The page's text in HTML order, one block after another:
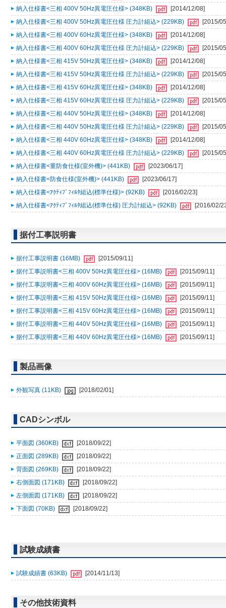
納入仕様書<三相 400V 50Hz異電圧仕様> (348KB)
[2014/12/08]
納入仕様書<三相 400V 50Hz異電圧仕様 圧力計組込> (229KB)
[2015/
納入仕様書<三相 400V 60Hz異電圧仕様> (348KB)
[2014/12/08]
納入仕様書<三相 400V 60Hz異電圧仕様 圧力計組込> (229KB)
[2015/
納入仕様書<三相 415V 50Hz異電圧仕様> (348KB)
[2014/12/08]
納入仕様書<三相 415V 50Hz異電圧仕様 圧力計組込> (229KB)
[2015/
納入仕様書<三相 415V 60Hz異電圧仕様> (348KB)
[2014/12/08]
納入仕様書<三相 415V 60Hz異電圧仕様 圧力計組込> (229KB)
[2015/
納入仕様書<三相 440V 50Hz異電圧仕様> (348KB)
[2014/12/08]
納入仕様書<三相 440V 50Hz異電圧仕様 圧力計組込> (229KB)
[2015/
納入仕様書<三相 440V 60Hz異電圧仕様> (348KB)
[2014/12/08]
納入仕様書<三相 440V 60Hz異電圧仕様 圧力計組込> (229KB)
[2015/
納入仕様書<重防食仕様(室外機)> (441KB)
[2023/06/17]
納入仕様書<防食仕様(室外機)> (441KB)
[2023/06/17]
納入仕様書<ｱｸﾃｨﾌﾞﾌｨﾙﾀ組込(標準仕様)> (92KB)
[2016/02/23]
納入仕様書<ｱｸﾃｨﾌﾞﾌｨﾙﾀ組込(標準仕様) 圧力計組込> (92KB)
[2016/02/
据付工事説明書
据付工事説明書 (16MB)
[2015/09/11]
据付工事説明書<三相 400V 50Hz異電圧仕様> (16MB)
[2015/09/11]
据付工事説明書<三相 400V 60Hz異電圧仕様> (16MB)
[2015/09/11]
据付工事説明書<三相 415V 50Hz異電圧仕様> (16MB)
[2015/09/11]
据付工事説明書<三相 415V 60Hz異電圧仕様> (16MB)
[2015/09/11]
据付工事説明書<三相 440V 50Hz異電圧仕様> (16MB)
[2015/09/11]
据付工事説明書<三相 440V 60Hz異電圧仕様> (16MB)
[2015/09/11]
製品画像
外観写真 (11KB) [2018/02/01]
CADシンボル
平面図 (360KB)
[2018/09/22]
正面図 (289KB)
[2018/09/22]
背面図 (269KB)
[2018/09/22]
右側面図 (171KB)
[2018/09/22]
左側面図 (171KB)
[2018/09/22]
下面図 (70KB)
[2018/09/22]
試験成績書
試験成績書 (63KB) [2014/11/13]
その他技術資料